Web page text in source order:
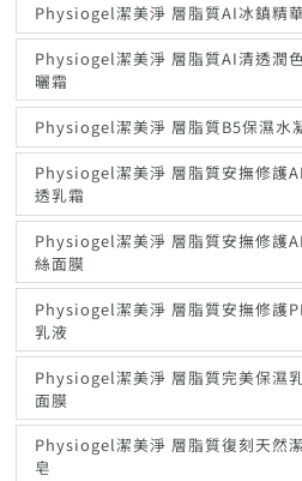
Physiogel潔美淨 層脂質AI冰鎮精
Physiogel潔美淨 層脂質AI清透潤
曬霜
Physiogel潔美淨 層脂質B5保濕水
Physiogel潔美淨 層脂質安撫修護
透乳霜
Physiogel潔美淨 層脂質安撫修護
絲面膜
Physiogel潔美淨 層脂質安撫修護
乳液
Physiogel潔美淨 層脂質完美保濕
面膜
Physiogel潔美淨 層脂質復刻天然
皂